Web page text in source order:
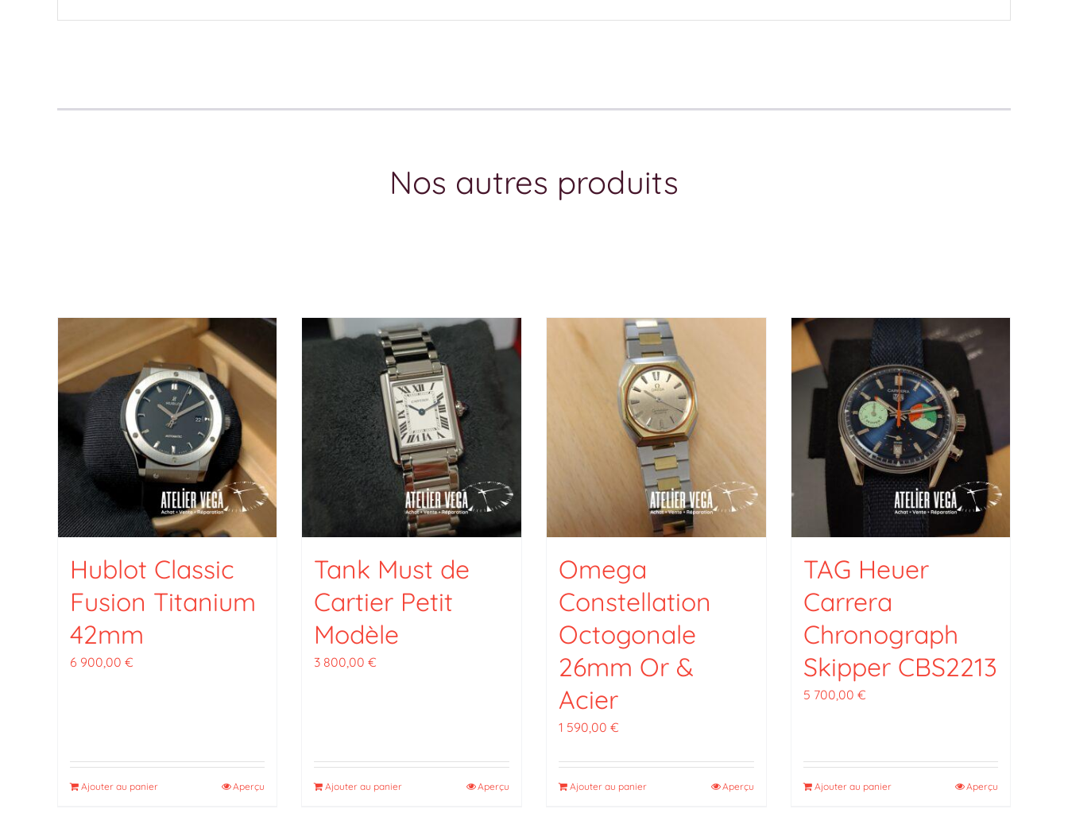
Nos autres produits
Hublot Classic
Fusion Titanium
42mm
6 900,00 €
Ajouter au panier Aperçu
Tank Must de
Cartier Petit
Modèle
3 800,00€
Ajouter au panier Aperçu
Omega
Constellation
Octogonale
26mm Or &
Acier
1 590,00 €
Ajouter au panier Aperçu
TAG Heuer
Carrera
Chronograph
Skipper CBS2213
5 700,00 €
Ajouter au panier Aperçu